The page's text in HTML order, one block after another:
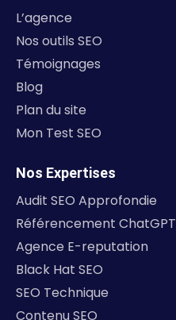
L’agence
Nos outils SEO​
Témoignages
Blog
Plan du site
Mon Test SEO
Nos Expertises
Audit SEO Approfondie
Référencement ChatGPT
Agence E-reputation
Black Hat SEO
SEO Technique
Contenu SEO